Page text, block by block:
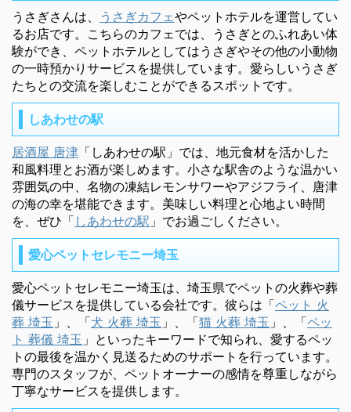
うさぎさんは、 うさぎカフェやペットホテルを運営してい
るお店です。こちらのカフェでは、うさぎとのふれあい体
験ができ、ペットホテルとしてはうさぎやその他の小動物
の一時預かりサービスを提供しています。愛らしいうさぎ
たちとの交流を楽しむことができるスポットです。
しあわせの駅
居酒屋 唐津 「しあわせの駅」では、地元食材を活かした
和風料理とお酒が楽しめます。小さな駅舎のような温かい
雰囲気の中、名物の凍結レモンサワーやアジフライ、唐津
の海の幸を堪能できます。美味しい料理と心地よい時間
を、ぜひ「 しあわせの駅 」でお過ごしください。
愛心ペットセレモニー埼玉
愛心ペットセレモニー埼玉は、埼玉県でペットの火葬や葬
儀サービスを提供している会社です。彼らは「ペット 火
葬 埼玉 」、「犬 火葬 埼玉 」、「猫 火葬 埼玉 」、「ペッ
ト 葬儀 埼玉 」といったキーワードで知られ、愛するペッ
トの最後を温かく見送るためのサポートを行っています。
専門のスタッフが、ペットオーナーの感情を尊重しながら
丁寧なサービスを提供します。